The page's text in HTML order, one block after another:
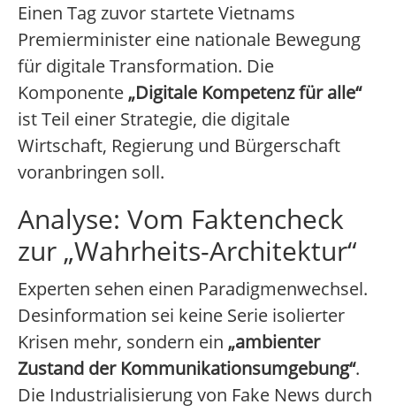
Einen Tag zuvor startete Vietnams
Premierminister eine nationale Bewegung
für digitale Transformation. Die
Komponente „Digitale Kompetenz für alle“
ist Teil einer Strategie, die digitale
Wirtschaft, Regierung und Bürgerschaft
voranbringen soll.
Analyse: Vom Faktencheck
zur „Wahrheits-Architektur“
Experten sehen einen Paradigmenwechsel.
Desinformation sei keine Serie isolierter
Krisen mehr, sondern ein „ambienter
Zustand der Kommunikationsumgebung“.
Die Industrialisierung von Fake News durch